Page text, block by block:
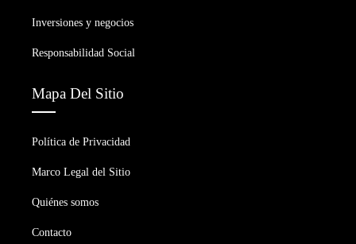
Inversiones y negocios
Responsabilidad Social
Mapa Del Sitio
Política de Privacidad
Marco Legal del Sitio
Quiénes somos
Contacto